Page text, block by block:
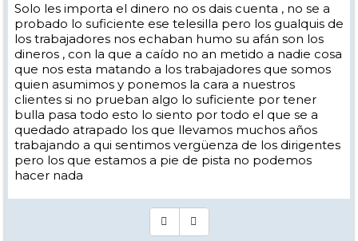
Solo les importa el dinero no os dais cuenta , no se a
probado lo suficiente ese telesilla pero los gualquis de
los trabajadores nos echaban humo su afán son los
dineros , con la que a caído no an metido a nadie cosa
que nos esta matando a los trabajadores que somos
quien asumimos y ponemos la cara a nuestros
clientes si no prueban algo lo suficiente por tener
bulla pasa todo esto lo siento por todo el que se a
quedado atrapado los que llevamos muchos años
trabajando a qui sentimos vergüenza de los dirigentes
pero los que estamos a pie de pista no podemos
hacer nada